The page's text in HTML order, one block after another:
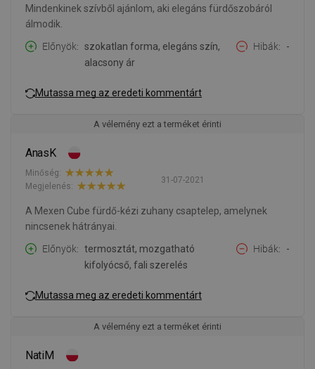
Mindenkinek szívből ajánlom, aki elegáns fürdőszobáról
álmodik.
Előnyök
szokatlan forma, elegáns szín,
alacsony ár
Hibák -
Mutassa meg az eredeti kommentárt
A vélemény ezt a terméket érinti
AnasK
31-07-2021
Minőség:
Megjelenés:
A Mexen Cube fürdő-kézi zuhany csaptelep, amelynek
nincsenek hátrányai.
Előnyök
termosztát, mozgatható
kifolyócső, fali szerelés
Hibák -
Mutassa meg az eredeti kommentárt
A vélemény ezt a terméket érinti
NatiM